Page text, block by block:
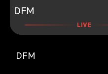
DFM
LIVE
DFM